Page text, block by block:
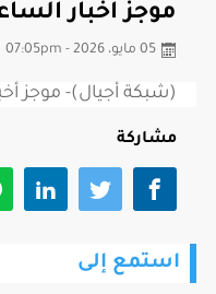
موجز أخبار الساعة 7 م 2026/
05 مايو، 2026 - 07:05pm
(شبكة أجيال)- موجز أخبار
مشاركة
استمع إلى